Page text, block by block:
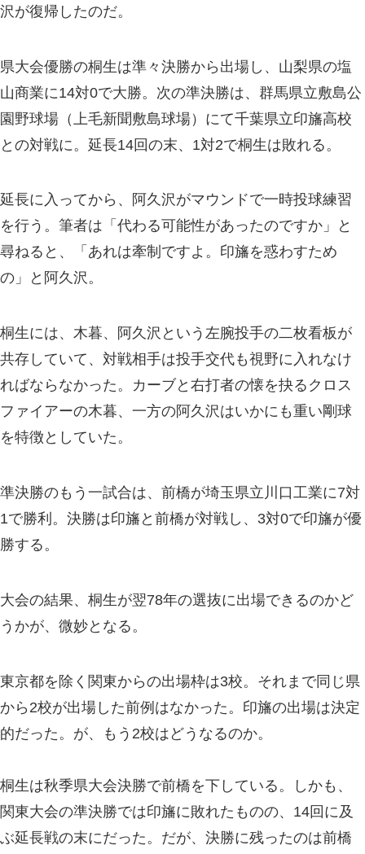
沢が復帰したのだ。
県大会優勝の桐生は準々決勝から出場し、山梨県の塩
山商業に14対0で大勝。次の準決勝は、群馬県立敷島公
園野球場（上毛新聞敷島球場）にて千葉県立印旛高校
との対戦に。延長14回の末、1対2で桐生は敗れる。
延長に入ってから、阿久沢がマウンドで一時投球練習
を行う。筆者は「代わる可能性があったのですか」と
尋ねると、「あれは牽制ですよ。印旛を惑わすため
の」と阿久沢。
桐生には、木暮、阿久沢という左腕投手の二枚看板が
共存していて、対戦相手は投手交代も視野に入れなけ
ればならなかった。カーブと右打者の懐を抉るクロス
ファイアーの木暮、一方の阿久沢はいかにも重い剛球
を特徴としていた。
準決勝のもう一試合は、前橋が埼玉県立川口工業に7対
1で勝利。決勝は印旛と前橋が対戦し、3対0で印旛が優
勝する。
大会の結果、桐生が翌78年の選抜に出場できるのかど
うかが、微妙となる。
東京都を除く関東からの出場枠は3校。それまで同じ県
から2校が出場した前例はなかった。印旛の出場は決定
的だった。が、もう2校はどうなるのか。
桐生は秋季県大会決勝で前橋を下している。しかも、
関東大会の準決勝では印旛に敗れたものの、14回に及
ぶ延長戦の末にだった。だが、決勝に残ったのは前橋